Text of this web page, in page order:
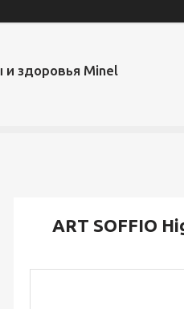
и здоровья Minel
ART SOFFIO